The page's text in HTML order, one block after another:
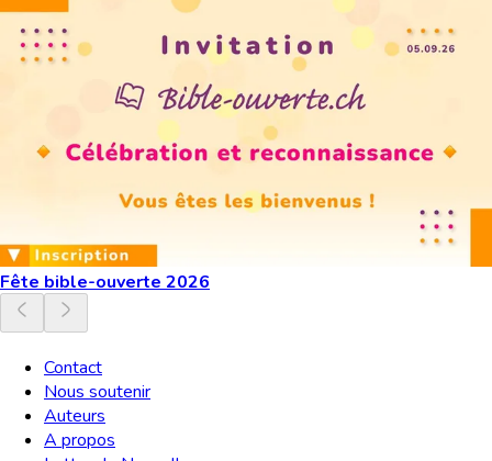
Fête bible-ouverte 2026
Contact
Nous soutenir
Auteurs
A propos